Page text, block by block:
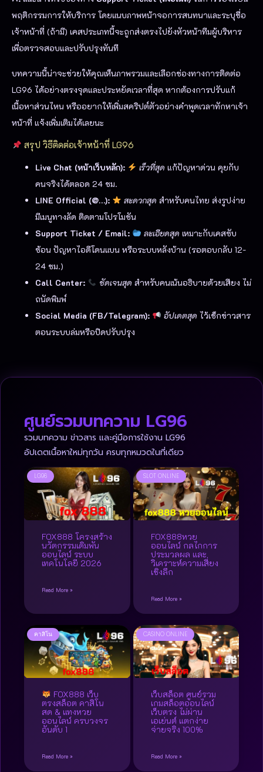
พฤติกรรมการให้บริการ โดยแนบภาพหน้าจอการสนทนาและระบุชื่อ
เจ้าหน้าที่ (ถ้ามี) เคสประเภทนี้จะถูกส่งตรงไปยังหัวหน้าทีมผู้บริหาร
เพื่อตรวจสอบและปรับปรุงทันที
บทความนี้น่าจะช่วยให้คุณเห็นภาพรวมและเลือกช่องทางการติดต่อ
LG96 ได้อย่างตรงจุดและประหยัดเวลาที่สุด หากต้องการปรับแก้
เนื้อหาส่วนไหน หรืออยากให้เพิ่มสคริปต์ตัวอย่างคำพูดเวลาทักหาเจ้า
หน้าที่ แจ้งเพิ่มเติมได้เลยนะ
สรุป วิธีติดต่อเจ้าหน้าที่ LG96
Live Chat (หน้าเว็บหลัก): เร็วที่สุด แก้ปัญหาด่วน คุยกับ
คนจริงได้ตลอด 24 ชม.
LINE Official (@…):
สะดวกสุด สำหรับคนไทย ส่งรูปง่าย
มีเมนูทางลัด ติดตามโปรโมชัน
Support Ticket / Email:
ละเอียดสุด เหมาะกับเคสซับ
ซ้อน ปัญหาไอดีโดนแบน หรือระบบหลังบ้าน (รอตอบกลับ 12-
24 ชม.)
Call Center:
ชัดเจนสุด สำหรับคนเน้นอธิบายด้วยเสียง ไม่
ถนัดพิมพ์
Social Media (FB/Telegram):
อัปเดตสุด ไว้เช็กข่าวสาร
ตอนระบบล่มหรือปิดปรับปรุง
ศูนย์รวมบทความ LG96
รวมบทความ ข่าวสาร และคู่มือการใช้งาน LG96
อัปเดตเนื้อหาใหม่ทุกวัน ครบทุกหมวดในที่เดียว
LG96
FOX888 โครงสร้าง
นวัตกรรมเดิมพัน
ออนไลน์ ระบบ
เทคโนโลยี 2026
Read More »
SLOT ONLINE
FOX888หวย
ออนไลน์ กลไกการ
ประมวลผล และ
วิเคราะห์ความเสี่ยง
เชิงลึก
Read More »
คาสิโน
FOX888 เว็บ
ตรงสล็อต คาสิโน
สด & แทงหวย
ออนไลน์ ครบวงจร
อันดับ 1
Read More »
CASINO ONLINE
เว็บสล็อต ศูนย์รวม
เกมสล็อตออนไลน์
เว็บตรง ไม่ผ่าน
เอเย่นต์ แตกง่าย
จ่ายจริง 100%
Read More »